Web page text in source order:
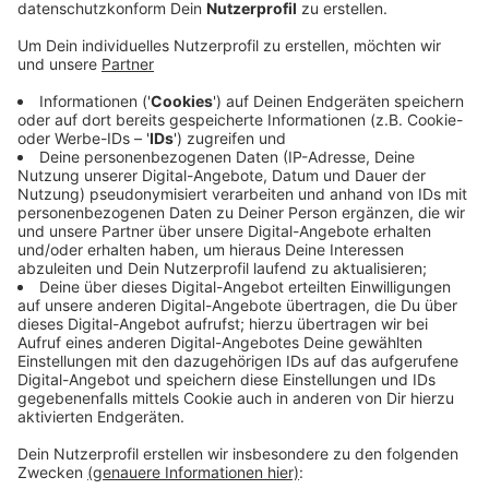
Veröffentlicht:Montag, 07.04.2025 08:13
Anzeige
Fahrzeuge würden großräumig über die Rheinstraße
(L41/L8) bis Niedermörmter und dann auf die B67 in
Richtung Appeldorn umgeleitet. Anwohner müssen
während der gesamten Bauphase mit Einschränkungen
und Behinderungen durch Baufahrzeuge und
Arbeitsmaschinen rechnen. In Abstimmung mit der
ausführenden Firma und unter Berücksichtigung der
Bautätigkeiten könnten sie ihre Grundstücke aber
jederzeit erreichen. Die Arbeiten sollen rund drei
Monate dauern.
Anzeige